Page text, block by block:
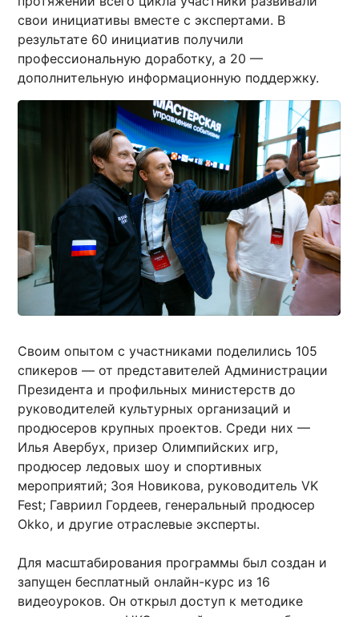
свои инициативы вместе с экспертами. В
результате 60 инициатив получили
профессиональную доработку, а 20 —
дополнительную информационную поддержку.
Своим опытом с участниками поделились 105
спикеров — от представителей Администрации
Президента и профильных министерств до
руководителей культурных организаций и
продюсеров крупных проектов. Среди них —
Илья Авербух, призер Олимпийских игр,
продюсер ледовых шоу и спортивных
мероприятий; Зоя Новикова, руководитель VK
Fest; Гавриил Гордеев, генеральный продюсер
Okko, и другие отраслевые эксперты.
Для масштабирования программы был создан и
запущен бесплатный онлайн-курс из 16
видеоуроков. Он открыл доступ к методике